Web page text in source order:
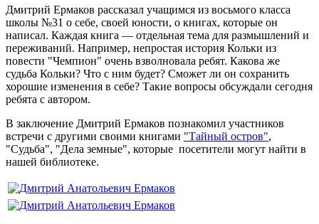
Дмитрий Ермаков рассказал учащимся из восьмого класса
школы №31 о себе, своей юности, о книгах, которые он
написал. Каждая книга — отдельная тема для размышлений и
переживаний. Например, непростая история Кольки из
повести "Чемпион" очень взволновала ребят. Какова же
судьба Кольки? Что с ним будет? Сможет ли он сохранить
хорошие изменения в себе? Такие вопросы обсуждали сегодня
ребята с автором.
В заключение Дмитрий Ермаков познакомил участников
встречи с другими своими книгами "Тайный остров",
"Судьба", "Дела земные", которые посетители могут найти в
нашей библиотеке.